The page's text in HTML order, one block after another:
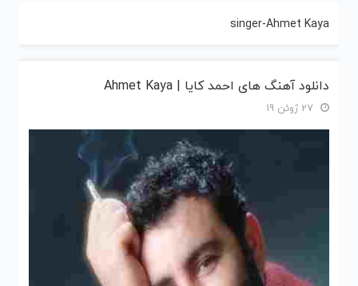
singer-Ahmet Kaya
دانلود آهنگ های احمد کایا | Ahmet Kaya